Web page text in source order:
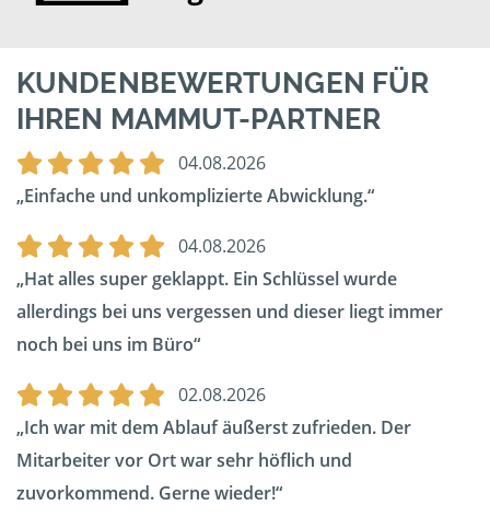
KUNDENBEWERTUNGEN FÜR
IHREN MAMMUT-PARTNER
04.08.2026
Einfache und unkomplizierte Abwicklung.
04.08.2026
Hat alles super geklappt. Ein Schlüssel wurde
allerdings bei uns vergessen und dieser liegt immer
noch bei uns im Büro
02.08.2026
Ich war mit dem Ablauf äußerst zufrieden. Der
Mitarbeiter vor Ort war sehr höflich und
zuvorkommend. Gerne wieder!